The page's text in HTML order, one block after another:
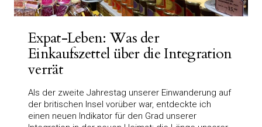
Expat-Leben: Was der
Einkaufszettel über die Integration
verrät
Als der zweite Jahrestag unserer Einwanderung auf
der britischen Insel vorüber war, entdeckte ich
einen neuen Indikator für den Grad unserer